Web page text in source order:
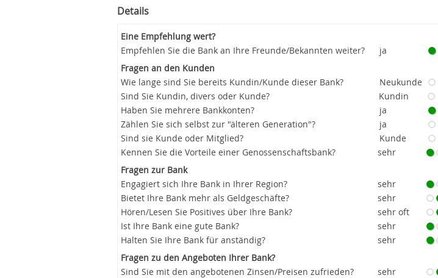
Details
Eine Empfehlung wert?
Empfehlen Sie die Bank an Ihre Freunde/Bekannten weiter?
ja
Fragen an den Kunden
Wie lange sind Sie bereits Kundin/Kunde dieser Bank?
Neukunde
Sind Sie Kundin, divers oder Kunde?
Kundin
Haben Sie mehrere Bankkonten?
ja
Zählen Sie sich selbst zur "älteren Generation"?
ja
Sind sie Kunde oder Mitglied?
Kunde
Kennen Sie die Vorteile einer Genossenschaftsbank?
sehr
Fragen zur Bank
Engagiert sich Ihre Bank in Ihrer Region?
sehr
Bietet Ihre Bank mehr als Geldgeschäfte?
sehr
Hören/Lesen Sie Positives über Ihre Bank?
sehr oft
Ist Ihre Bank eine gute Bank?
sehr
Halten Sie Ihre Bank für anständig?
sehr
Fragen zu den Angeboten Ihrer Bank?
Sind Sie mit den angebotenen Zinsen/Preisen zufrieden?
sehr